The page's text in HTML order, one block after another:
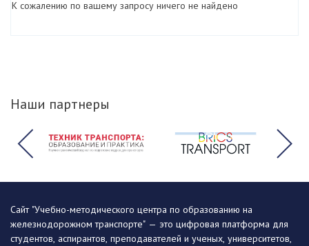
К сожалению по вашему запросу ничего не найдено
Наши партнеры
Сайт "Учебно-методического центра по образованию на
железнодорожном транспорте" — это цифровая платформа для
студентов, аспирантов, преподавателей и ученых, университетов,